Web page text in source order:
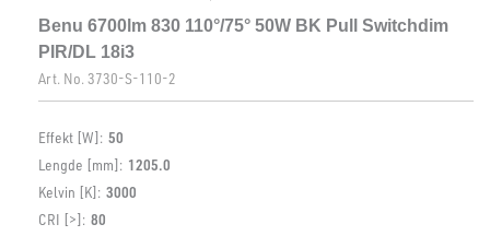
Benu 6700lm 830 110°/75° 50W BK Pull Switchdim
PIR/DL 18i3
Art. No. 3730-S-110-2
Effekt [W]: 50
Lengde [mm]: 1205.0
Kelvin [K]: 3000
CRI [>]: 80